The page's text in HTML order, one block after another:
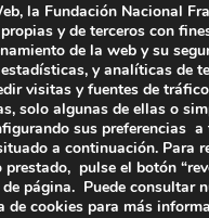
la Fundación Nacional
y de terceros con
de la web y su
y analíticas de
visitas y fuentes de
solo algunas de ellas o
sus preferencias a
a continuación. Para
pulse el botón
página. Puede consultar
de cookies para más